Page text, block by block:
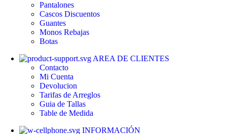
Pantalones
Cascos Discuentos
Guantes
Monos Rebajas
Botas
AREA DE CLIENTES
Contacto
Mi Cuenta
Devolucion
Tarifas de Arreglos
Guia de Tallas
Table de Medida
INFORMACIÓN